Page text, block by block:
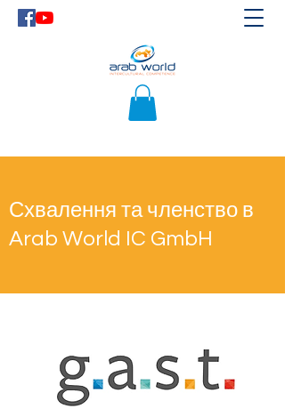
Схвалення та членство в
Arab World IC GmbH